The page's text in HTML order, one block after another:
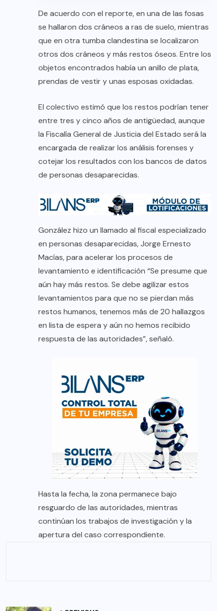
De acuerdo con el reporte, en una de las fosas
se hallaron dos cráneos a ras de suelo, mientras
que en otra tumba clandestina se localizaron
otros dos cráneos y más restos óseos. Entre los
objetos encontrados había un anillo de plata,
prendas de vestir y unas esposas oxidadas.
El colectivo estimó que los restos podrían tener
entre tres y cinco años de antigüedad, aunque
la Fiscalía General de Justicia del Estado será la
encargada de realizar los análisis forenses y
cotejar los resultados con los bancos de datos
de personas desaparecidas.
González hizo un llamado al fiscal especializado
en personas desaparecidas, Jorge Ernesto
Macías, para acelerar los procesos de
levantamiento e identificación “Se presume que
aún hay más restos. Se debe agilizar estos
levantamientos para que no se pierdan más
restos humanos, tenemos más de 20 hallazgos
en lista de espera y aún no hemos recibido
respuesta de las autoridades”, señaló.
Hasta la fecha, la zona permanece bajo
resguardo de las autoridades, mientras
continúan los trabajos de investigación y la
apertura del caso correspondiente.